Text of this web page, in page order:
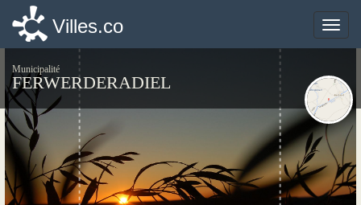
Toggle
Villes.co
Municipalité
FERWERDERADIEL
Toggle
Villes.co